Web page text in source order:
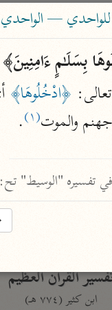
characters
جامع البيان
القرآن العظيم
ابن كثير (٧٧٤ هـ)
— الواحدي (٤٦٨
بِسَلَـٰمٍ ءَامِنِینَ﴾
﴿ادْخُلُوهَا﴾
والموت(١) .
تفسيره "الوسيط" تح: سيسي 2/ 357